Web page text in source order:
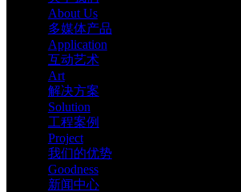
About Us
多媒体产品
Application
互动艺术
Art
解决方案
Solution
工程案例
Project
我们的优势
Goodness
新闻中心